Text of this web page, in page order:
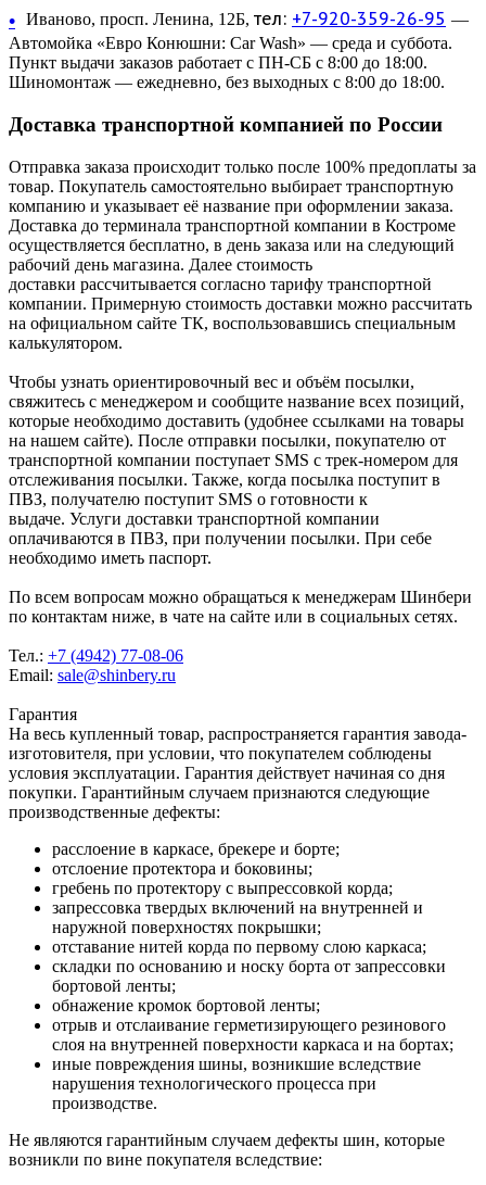
• Иваново, просп. Ленина, 12Б, тел: +7-920-359-26-95 —
Автомойка «Евро Конюшни: Car Wash» — среда и суббота.
Пункт выдачи заказов работает с ПН-СБ с 8:00 до 18:00.
Шиномонтаж — ежедневно, без выходных с 8:00 до 18:00.
Доставка транспортной компанией по России
Отправка заказа происходит только после 100% предоплаты за
товар. Покупатель самостоятельно выбирает транспортную
компанию и указывает её название при оформлении заказа.
Доставка до терминала транспортной компании в Костроме
осуществляется бесплатно, в день заказа или на следующий
рабочий день магазина. Далее стоимость
доставки рассчитывается согласно тарифу транспортной
компании. Примерную стоимость доставки можно рассчитать
на официальном сайте ТК, воспользовавшись специальным
калькулятором.
Чтобы узнать ориентировочный вес и объём посылки,
свяжитесь с менеджером и сообщите название всех позиций,
которые необходимо доставить (удобнее ссылками на товары
на нашем сайте). После отправки посылки, покупателю от
транспортной компании поступает SMS с трек-номером для
отслеживания посылки. Также, когда посылка поступит в
ПВЗ, получателю поступит SMS о готовности к
выдаче. Услуги доставки транспортной компании
оплачиваются в ПВЗ, при получении посылки. При себе
необходимо иметь паспорт.
По всем вопросам можно обращаться к менеджерам Шинбери
по контактам ниже, в чате на сайте или в социальных сетях.
Тел.: +7 (4942) 77-08-06
Email: sale@shinbery.ru
Гарантия
На весь купленный товар, распространяется гарантия завода-
изготовителя, при условии, что покупателем соблюдены
условия эксплуатации. Гарантия действует начиная со дня
покупки. Гарантийным случаем признаются следующие
производственные дефекты:
расслоение в каркасе, брекере и борте;
отслоение протектора и боковины;
гребень по протектору с выпрессовкой корда;
запрессовка твердых включений на внутренней и
наружной поверхностях покрышки;
отставание нитей корда по первому слою каркаса;
складки по основанию и носку борта от запрессовки
бортовой ленты;
обнажение кромок бортовой ленты;
отрыв и отслаивание герметизирующего резинового
слоя на внутренней поверхности каркаса и на бортах;
иные повреждения шины, возникшие вследствие
нарушения технологического процесса при
производстве.
Не являются гарантийным случаем дефекты шин, которые
возникли по вине покупателя вследствие: